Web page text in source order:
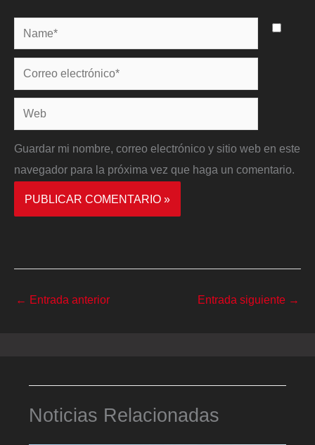
Name*
Correo
electrónico*
Web
Guardar mi nombre, correo electrónico y sitio web en este
navegador para la próxima vez que haga un comentario.
← Entrada anterior Entrada siguiente →
Noticias Relacionadas